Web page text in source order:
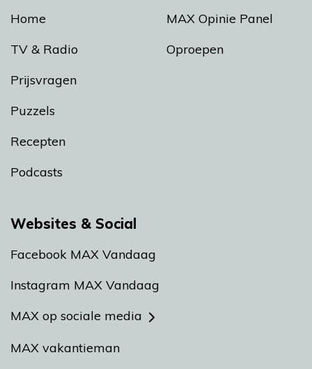
Home
TV & Radio
Prijsvragen
Puzzels
Recepten
Podcasts
MAX Opinie Panel
Oproepen
Websites & Social
Facebook MAX Vandaag
Instagram MAX Vandaag
MAX op sociale media
MAX vakantieman